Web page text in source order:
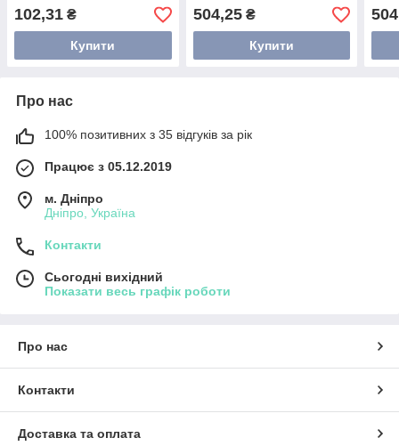
102,31 ₴
Купити
504,25₴
Купити
Про нас
100% позитивних з 35 відгуків за рік
Працює з 05.12.2019
м. Дніпро
Дніпро, Україна
Контакти
Сьогодні вихідний
Показати весь графік роботи
Про нас
Контакти
Доставка та оплата